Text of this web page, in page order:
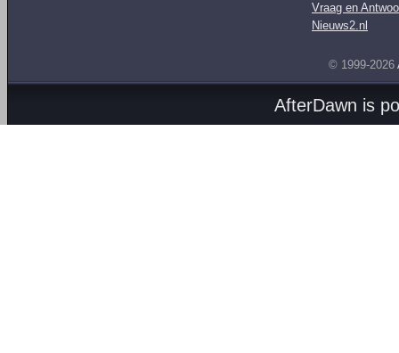
Vraag en
Nieuws2.nl
© 1999-2026
AfterDawn is